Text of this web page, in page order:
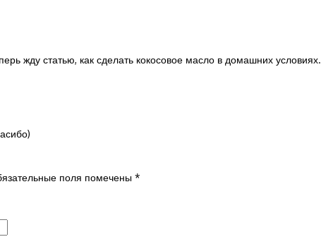
жду статью, как сделать кокосовое масло в домашних условиях.
поля помечены *